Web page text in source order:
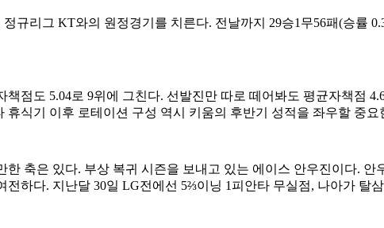
규리그 KT와의 원정경기를 치른다. 전날까지 29승1무56패(승률
점도 5.04로 9위에 그친다. 선발진만 따로 떼어봐도 평균자책점
식기 이후 로테이션 구성 역시 키움의 후반기 성적을 좌우할 중요
축은 있다. 부상 복귀 시즌을 보내고 있는 에이스 안우진이다. 안
하다. 지난달 30일 LG전에선 5⅔이닝 1피안타 무실점, 나아가 탈